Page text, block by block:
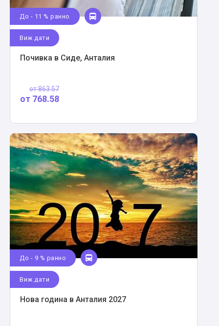
До - 11 % ранно
Виж дати
Почивка в Сиде, Анталия
от863.57
от 768.58
До - 9 % ранно
Виж дати
Нова година в Анталия 2027